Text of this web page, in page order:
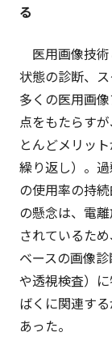
る
医用画像技術
状態の診断、
多くの医用画
点をもたらす
とんどメリッ
繰り返し）。
の使用率の持
の懸念は、電
されているた
ベースの画像
や透視検査）
ばくに関連す
あった。